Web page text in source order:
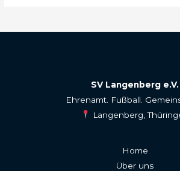
SV Langenberg e.V.
Ehrenamt. Fußball.
Langenberg,
Home
Über uns